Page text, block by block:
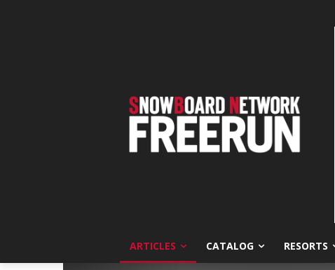
ARTICLES CATALOG RESORTS